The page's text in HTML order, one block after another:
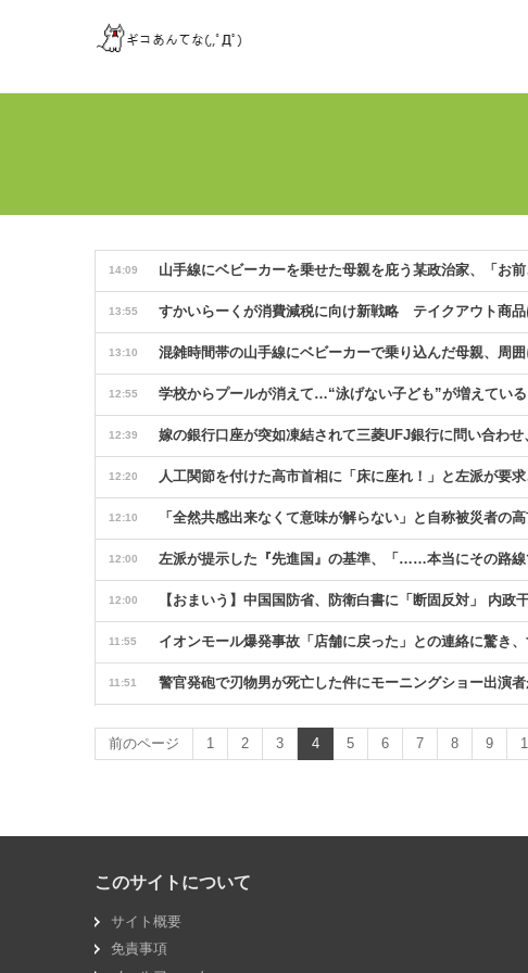
14:09 山手線にベビーカーを乗せた母親を庇う某政治家、「
13:55 すかいらーくが消費減税に向け新戦略 テイクアウト商
13:10 混雑時間帯の山手線にベビーカーで乗り込んだ母親、周
12:55 学校からプールが消えて…“泳げない子ども”が増えて
12:39 嫁の銀行口座が突如凍結されて三菱UFJ銀行に問い合わ
12:20 人工関節を付けた高市首相に「床に座れ！」と左派が要
12:10 「全然共感出来なくて意味が解らない」と自称被災者の
12:00 左派が提示した『先進国』の基準、「……本当にその路
12:00 【おまいう】中国国防省、防衛白書に「断固反対」 内政
11:55 イオンモール爆発事故「店舗に戻った」との連絡に驚
11:51 警官発砲で刃物男が死亡した件にモーニングショー出演
【朝鮮日報】 円安に物価上昇が重なり二重苦の日本人…
水を飲むハゲワシの尻をカラスがこっそり一突き→まん
09:55 永住外国人の生活保護受給率、日本全体と同水準 入管
09:33 【アホパヨク】玉川徹氏「あなた2年後に総理大臣やっ
前のページ 1 2 3 4 5 6 7 8 9
このサイトについて
サイト概要
免責事項